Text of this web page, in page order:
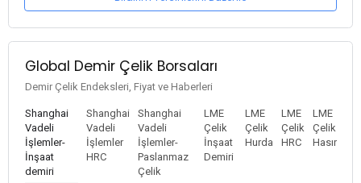
Global Demir Çelik Borsaları
Demir Çelik Endeksleri, Fiyat ve Haberleri
Shanghai
Vadeli
İşlemler-
İnşaat
demiri
Shanghai
Vadeli
İşlemler
HRC
Shanghai
Vadeli
İşlemler-
Paslanmaz
Çelik
LME
Çelik
İnşaat
Demiri
LME
Çelik
Hurda
LME
Çelik
HRC
LME
Çelik
Hasır